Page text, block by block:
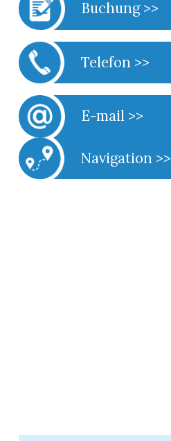
Buchung >>
Telefon >>
E-mail >>
Navigation >>